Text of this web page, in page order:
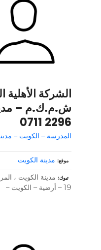
الشركة الأهلية
2296 0711
المدرسة – الكويت –
موقع مدينة الكويت
تبوك
مدينة الكويت ،
19 – أرضية – الكويت –